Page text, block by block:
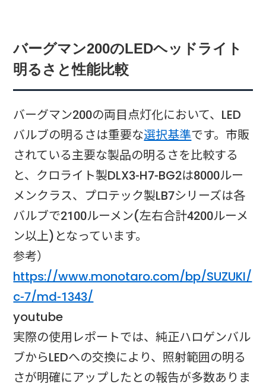
バーグマン200のLEDヘッドライト
明るさと性能比較
バーグマン200の両目点灯化において、LED
バルブの明るさは重要な選択基準です。市販
されている主要な製品の明るさを比較する
と、クロライト製DLX3-H7-BG2は8000ルー
メンクラス、プロテック製LB7シリーズは各
バルブで2100ルーメン(左右合計4200ルーメ
ン以上)となっています。
参考）
https://www.monotaro.com/bp/SUZUKI/
c-7/md-1343/
​youtube​
実際の使用レポートでは、純正ハロゲンバル
ブからLEDへの交換により、照射範囲の明る
さが明確にアップしたとの報告が多数ありま